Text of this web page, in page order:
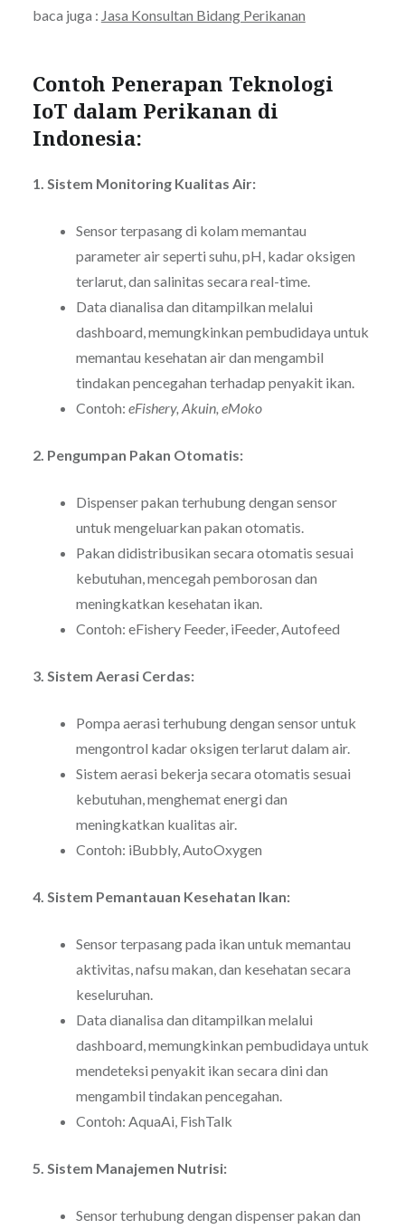
baca juga : Jasa Konsultan Bidang Perikanan
Contoh Penerapan Teknologi
IoT dalam Perikanan di
Indonesia:
1. Sistem Monitoring Kualitas Air:
Sensor terpasang di kolam memantau
parameter air seperti suhu, pH, kadar oksigen
terlarut, dan salinitas secara real-time.
Data dianalisa dan ditampilkan melalui
dashboard, memungkinkan pembudidaya untuk
memantau kesehatan air dan mengambil
tindakan pencegahan terhadap penyakit ikan.
Contoh: eFishery, Akuin, eMoko
2. Pengumpan Pakan Otomatis:
Dispenser pakan terhubung dengan sensor
untuk mengeluarkan pakan otomatis.
Pakan didistribusikan secara otomatis sesuai
kebutuhan, mencegah pemborosan dan
meningkatkan kesehatan ikan.
Contoh: eFishery Feeder, iFeeder, Autofeed
3. Sistem Aerasi Cerdas:
Pompa aerasi terhubung dengan sensor untuk
mengontrol kadar oksigen terlarut dalam air.
Sistem aerasi bekerja secara otomatis sesuai
kebutuhan, menghemat energi dan
meningkatkan kualitas air.
Contoh: iBubbly, AutoOxygen
4. Sistem Pemantauan Kesehatan Ikan:
Sensor terpasang pada ikan untuk memantau
aktivitas, nafsu makan, dan kesehatan secara
keseluruhan.
Data dianalisa dan ditampilkan melalui
dashboard, memungkinkan pembudidaya untuk
mendeteksi penyakit ikan secara dini dan
mengambil tindakan pencegahan.
Contoh: AquaAi, FishTalk
5. Sistem Manajemen Nutrisi:
Sensor terhubung dengan dispenser pakan dan